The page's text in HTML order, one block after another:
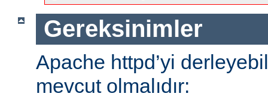
Gereksinimler
Apache httpd’yi
mevcut olmalıdır: